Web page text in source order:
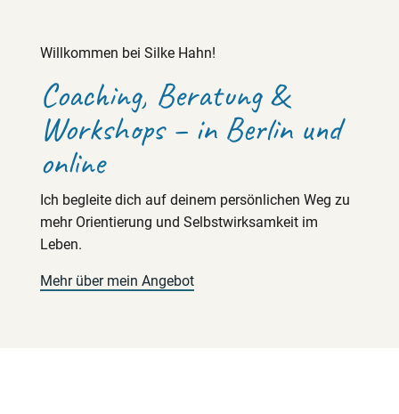
Willkommen bei Silke Hahn!
Coaching, Beratung &
Workshops – in Berlin und
online
Ich begleite dich auf deinem persönlichen Weg zu
mehr Orientierung und Selbstwirksamkeit im
Leben.
Mehr über mein Angebot